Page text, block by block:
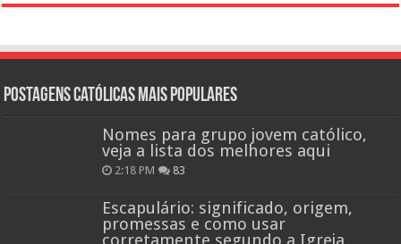
Postagens católicas mais Populares
Nomes para grupo jovem católico,
veja a lista dos melhores aqui
2:18 PM 83
Escapulário: significado, origem,
promessas e como usar
corretamente segundo a Igreja